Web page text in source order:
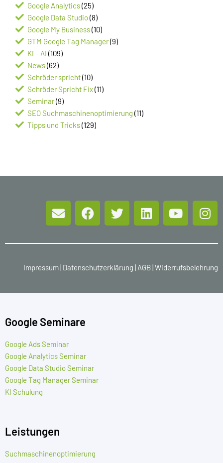
Google Analytics(25)
Google Data Studio(8)
Google My Business(10)
GTM Google Tag Manager(9)
KI – AI (109)
News(62)
Schröder spricht(10)
Schröder Spricht Fix(11)
Seminar(9)
SEO Suchmaschinenoptimierung (11)
Tipps und Tricks(129)
Impressum| Datenschutzerklärung | AGB|Widerrufsbelehrung
Google Seminare
Google Ads Seminar
Google Analytics Seminar
Google Data Studio Seminar
Google Tag Manager Seminar
KI Schulung
Leistungen
Suchmaschinenoptimierung